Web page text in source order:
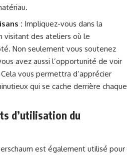
: Impliquez-vous dans la
visitant des ateliers où le
Non seulement vous soutenez
avez aussi l’opportunité de voir
vous permettra d’apprécier
qui se cache derrière chaque
d’utilisation du
est également utilisé pour